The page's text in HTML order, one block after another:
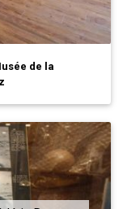
de la